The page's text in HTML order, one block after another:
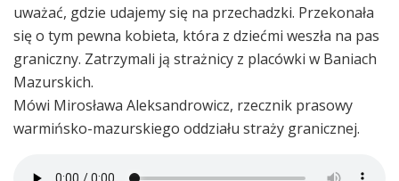
uważać, gdzie udajemy się na przechadzki. Przekonała
się o tym pewna kobieta, która z dziećmi weszła na pas
graniczny. Zatrzymali ją strażnicy z placówki w Baniach
Mazurskich.
Mówi Mirosława Aleksandrowicz, rzecznik prasowy
warmińsko-mazurskiego oddziału straży granicznej.